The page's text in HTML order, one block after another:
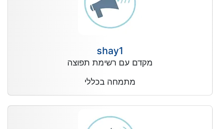
shay1
מקדם עם רשימת תפוצה
מתמחה בכללי